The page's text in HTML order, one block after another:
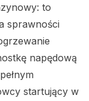
to
sprawności
napędową
startujący w